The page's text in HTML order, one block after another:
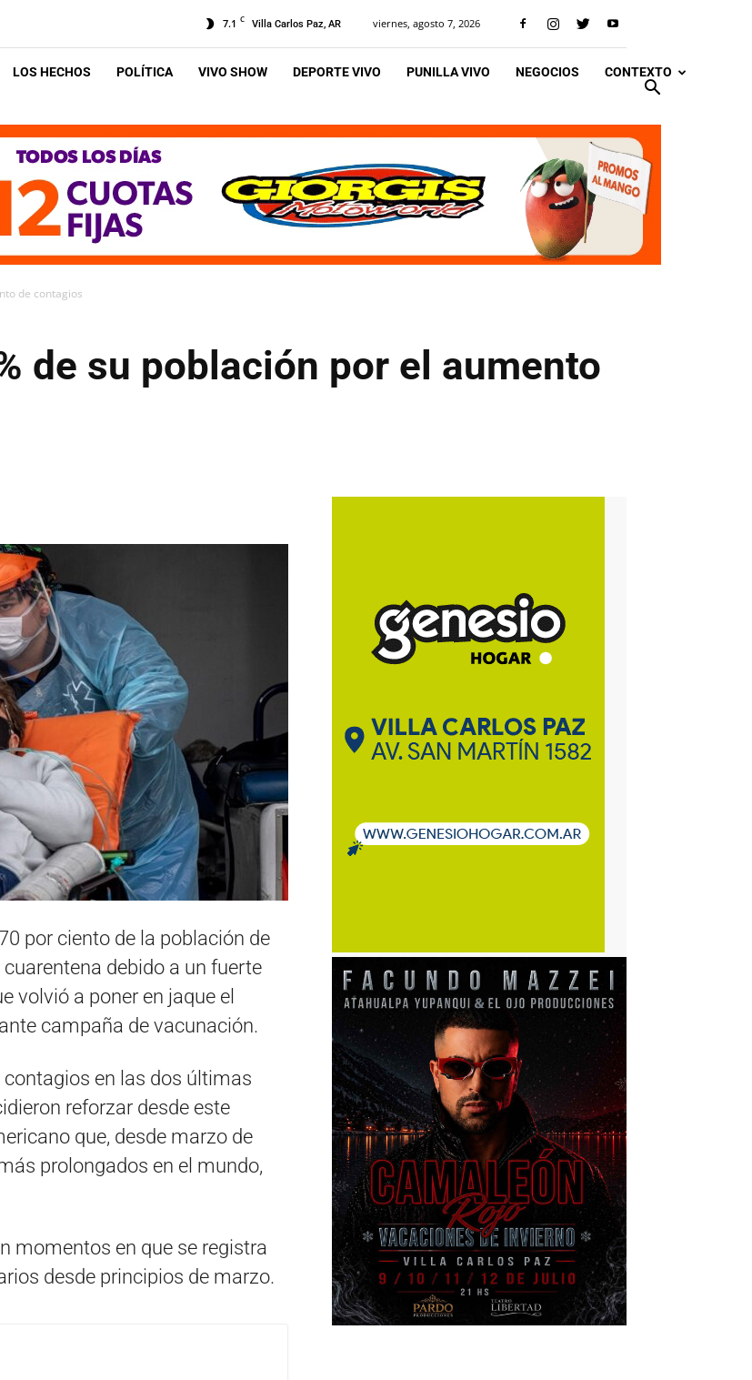
7.1 C Villa Carlos Paz, AR viernes, agosto 7, 2026
LOS HECHOS POLÍTICA VIVO SHOW DEPORTE VIVO PUNILLA VIVO NEGOCIOS CONTEXTO
de contagios
de su población por el aumento
por ciento de la población de
debido a un fuerte
volvió a poner en jaque el
campaña de vacunación.
en las dos últimas
reforzar desde este
que, desde marzo de
prolongados en el mundo,
momentos en que se registra
desde principios de marzo.